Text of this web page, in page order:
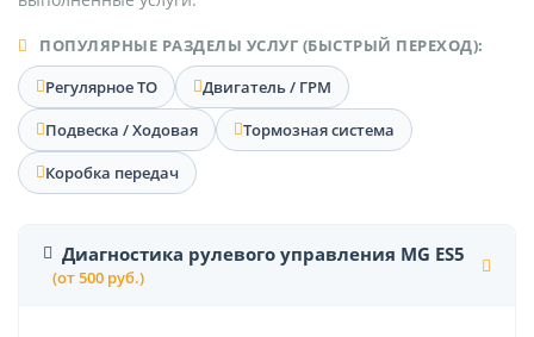
ПОПУЛЯРНЫЕ РАЗДЕЛЫ УСЛУГ (БЫСТРЫЙ ПЕРЕХОД):
Регулярное ТО
Двигатель / ГРМ
Подвеска / Ходовая
Тормозная система
Коробка передач
Диагностика рулевого управления MG ES5
(от 500 руб.)